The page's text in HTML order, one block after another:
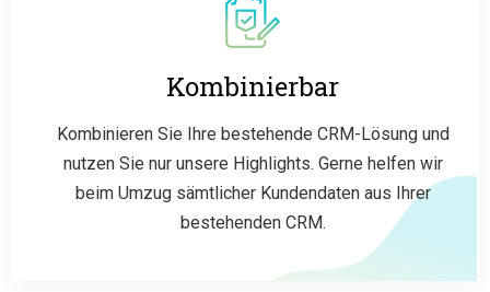
Kombinierbar
Kombinieren Sie Ihre bestehende CRM-Lösung und
nutzen Sie nur unsere Highlights. Gerne helfen wir
beim Umzug sämtlicher Kundendaten aus Ihrer
bestehenden CRM.